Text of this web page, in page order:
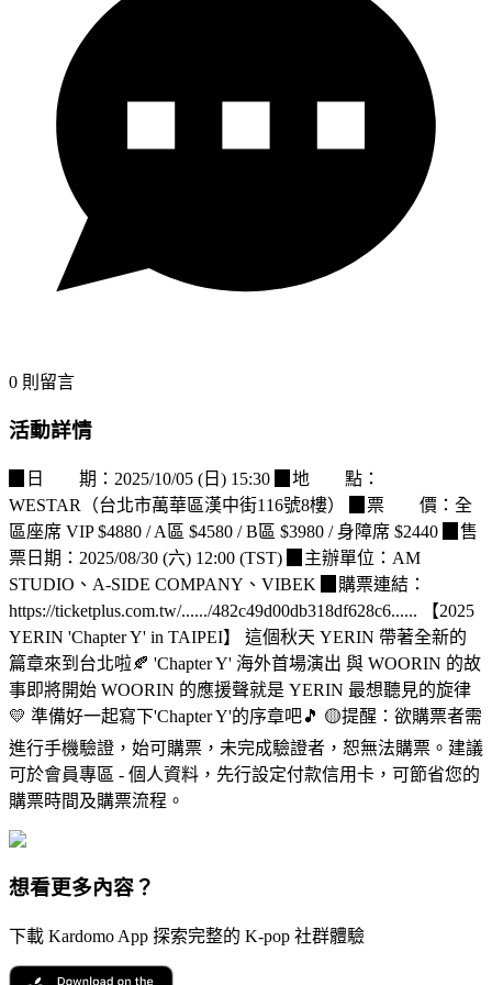
0 則留言
活動詳情
▉日 期：2025/10/05 (日) 15:30 ▉地 點：
WESTAR（台北市萬華區漢中街116號8樓） ▉票 價：全
區座席 VIP $4880 / A區 $4580 / B區 $3980 / 身障席 $2440 ▉售
票日期：2025/08/30 (六) 12:00 (TST) ▉主辦單位：AM
STUDIO、A-SIDE COMPANY、VIBEK ▉購票連結：
https://ticketplus.com.tw/....../482c49d00db318df628c6...... 【2025
YERIN 'Chapter Y' in TAIPEI】 這個秋天 YERIN 帶著全新的
篇章來到台北啦🍂 'Chapter Y' 海外首場演出 與 WOORIN 的故
事即將開始 WOORIN 的應援聲就是 YERIN 最想聽見的旋律
💛 準備好一起寫下'Chapter Y'的序章吧🎵 🟡提醒：欲購票者需
進行手機驗證，始可購票，未完成驗證者，恕無法購票。建議
可於會員專區 - 個人資料，先行設定付款信用卡，可節省您的
購票時間及購票流程。
想看更多內容？
下載 Kardomo App 探索完整的 K-pop 社群體驗